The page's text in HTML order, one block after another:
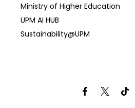
Ministry of Higher Education
UPM AI HUB
Sustainability@UPM